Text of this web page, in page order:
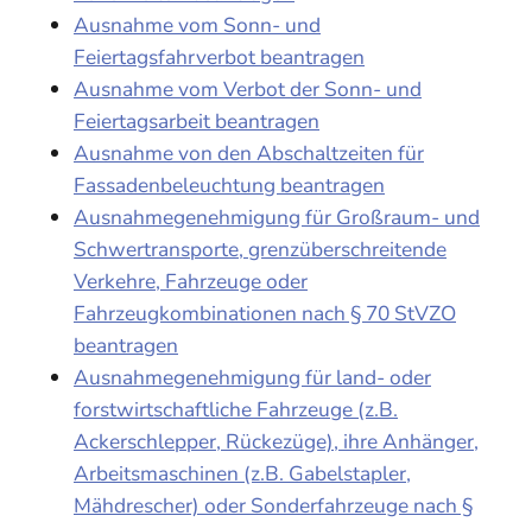
Ausnahme vom Sonn- und
Feiertagsfahrverbot beantragen
Ausnahme vom Verbot der Sonn- und
Feiertagsarbeit beantragen
Ausnahme von den Abschaltzeiten für
Fassadenbeleuchtung beantragen
Ausnahmegenehmigung für Großraum- und
Schwertransporte, grenzüberschreitende
Verkehre, Fahrzeuge oder
Fahrzeugkombinationen nach § 70 StVZO
beantragen
Ausnahmegenehmigung für land- oder
forstwirtschaftliche Fahrzeuge (z.B.
Ackerschlepper, Rückezüge), ihre Anhänger,
Arbeitsmaschinen (z.B. Gabelstapler,
Mähdrescher) oder Sonderfahrzeuge nach §